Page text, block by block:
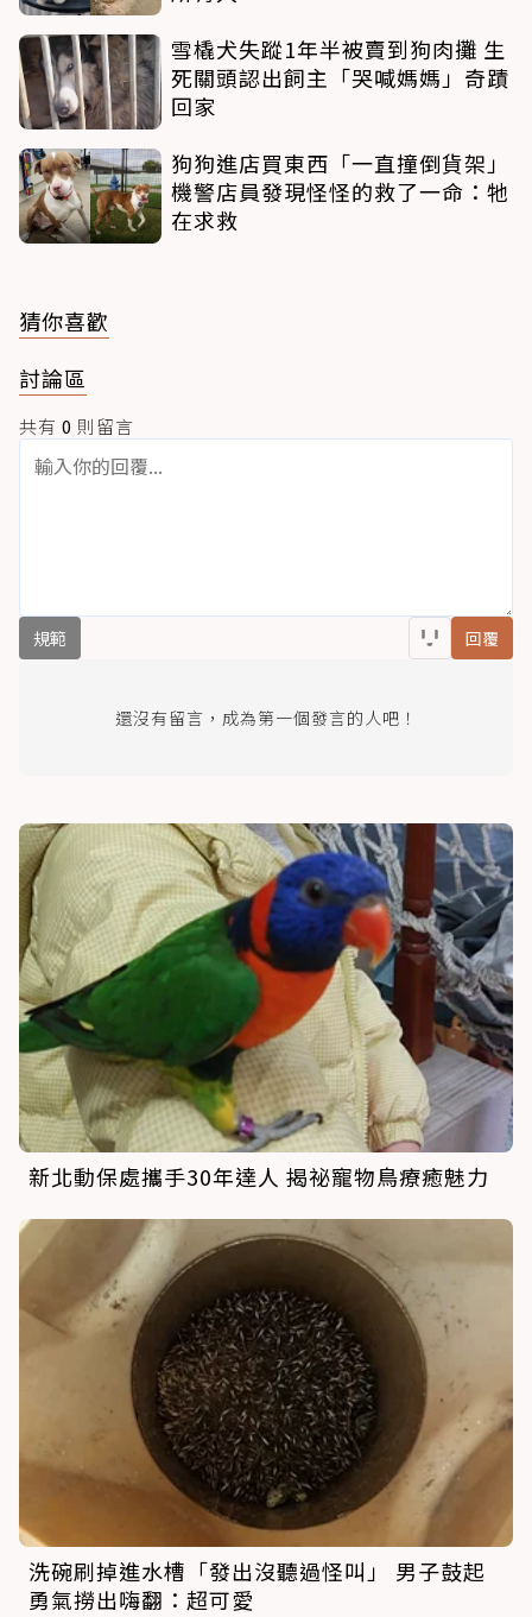
雪橇犬失蹤1年半被賣到狗肉攤 生
死關頭認出飼主「哭喊媽媽」奇蹟
回家
狗狗進店買東西「一直撞倒貨架」
機警店員發現怪怪的救了一命：牠
在求救
猜你喜歡
討論區
共有 0 則留言
規範 回覆
還沒有留言，成為第一個發言的人吧！
新北動保處攜手30年達人 揭祕寵物鳥療癒魅力
洗碗刷掉進水槽「發出沒聽過怪叫」 男子鼓起
勇氣撈出嗨翻：超可愛